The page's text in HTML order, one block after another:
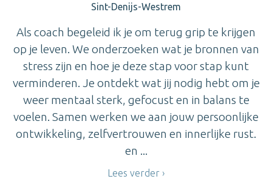
Sint-Denijs-Westrem
Als coach begeleid ik je om terug grip te krijgen
op je leven. We onderzoeken wat je bronnen van
stress zijn en hoe je deze stap voor stap kunt
verminderen. Je ontdekt wat jij nodig hebt om je
weer mentaal sterk, gefocust en in balans te
voelen. Samen werken we aan jouw persoonlijke
ontwikkeling, zelfvertrouwen en innerlijke rust.
en ...
Lees verder